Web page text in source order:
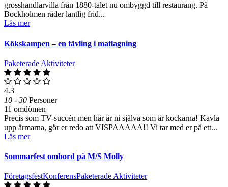
grosshandlarvilla från 1880-talet nu ombyggd till restaurang. På
Bockholmen råder lantlig frid...
Läs mer
Kökskampen – en tävling i matlagning
Paketerade Aktiviteter
4.3
10 - 30 Personer
11 omdömen
Precis som TV-succén men här är ni själva som är kockarna! Kavla
upp ärmarna, gör er redo att VISPAAAAA!! Vi tar med er på ett...
Läs mer
Sommarfest ombord på M/S Molly
FöretagsfestKonferensPaketerade Aktiviteter